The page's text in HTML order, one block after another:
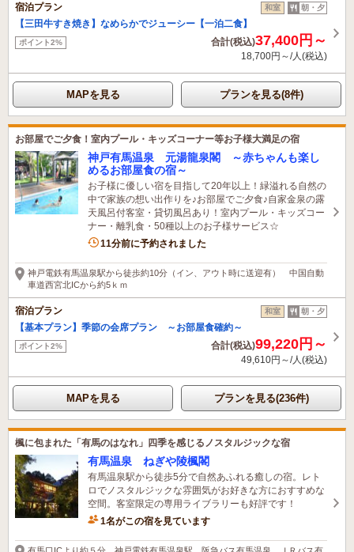
宿泊プラン 和室 朝・夕
【三田牛すき焼き】なめらかでジューシー【一泊二食】
ポイント2% 合計(税込)37,400円～
18,700円～/人(税込)
MAPを見る プランを見る(8件)
お部屋でご夕食！室内プール・キッズコーナー等お子様大満足の宿
神戸有馬温泉 元湯龍泉閣 ～赤ちゃんも楽し
めるお部屋食の宿～
お子様に優しい宿を目指して20年以上！緑溢れる自然の
中で家族の想い出作りを♪お部屋でご夕食♪自家金泉の露
天風呂付客室・貸切風呂あり！室内プール・キッズコー
ナー・離乳食・50種以上のお子様サービス☆
7名がこの宿を見ています
11分前に予約されました
神戸電鉄有馬温泉駅から徒歩約10分（イン、アウト時に送迎有） 中国自動
車道西宮北ICから約5ｋｍ
宿泊プラン 和室 朝・夕
【基本プラン】季節の会席プラン ～お部屋食確約～
ポイント2% 合計(税込)99,220円～
49,610円～/人(税込)
MAPを見る プランを見る(236件)
楓に包まれた「有馬のはなれ」四季を感じるノスタルジックな宿
有馬温泉 ねぎや陵楓閣
有馬温泉駅から徒歩5分で自然あふれる癒しの宿。レト
ロでノスタルジックな雰囲気がお好きな方におすすめな
空間。客室限定の専用ライブラリーも好評です！
1名がこの宿を見ています